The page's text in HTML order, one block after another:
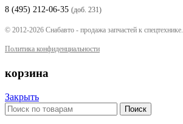
8 (495) 212-06-35 (доб. 231)
© 2012-2026 Снабавто - продажа запчастей к спецтехнике.
Политика конфиденциальности
корзина
Закрыть
Поиск